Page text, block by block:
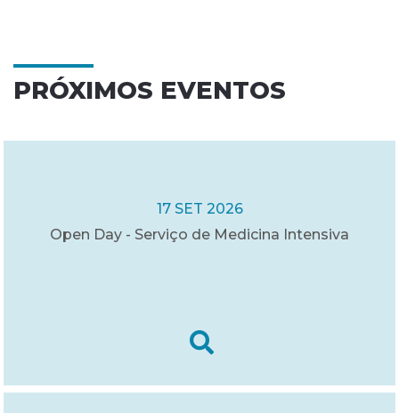
PRÓXIMOS EVENTOS
17 SET 2026
Open Day - Serviço de Medicina Intensiva